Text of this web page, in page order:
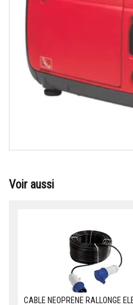
Voir aussi
CABLE NEOPRENE RALLONGE